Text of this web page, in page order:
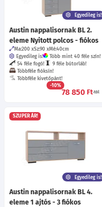
Egyedileg is!
Austin nappalisornak BL 2.
eleme Nyitott polcos - fiókos
Ma:200 Sz:90 Mé:40cm
Egyedileg is!
Több mint 40 féle szín!
54 féle fogó!
9 féle bútorláb!
Többféle fióksín!
Többféle kivetőpánt!
-10%
78 850 Ft-tól
SZUPER ÁR!
Egyedileg is!
Austin nappalisornak BL 4.
eleme 1 ajtós - 3 fiókos